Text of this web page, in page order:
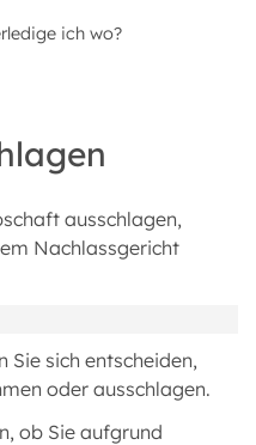
ich wo?
ausschlagen,
Nachlassgericht
Sie sich entscheiden,
oder ausschlagen.
ob Sie aufgrund